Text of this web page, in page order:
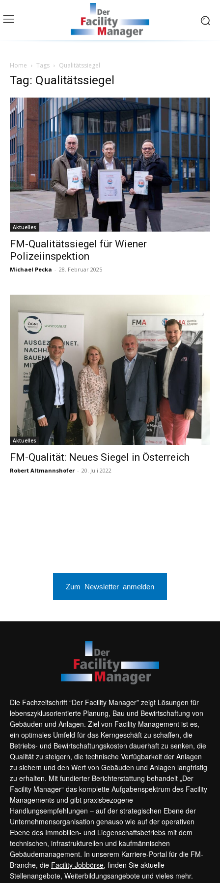
Home Tags Qualitätssiegel
Tag: Qualitätssiegel
Aktuelles
FM-Qualitätssiegel für Wiener
Polizeiinspektion
Michael Pecka - 28. Februar 2025
Aktuelles
FM-Qualität: Neues Siegel in Österreich
Robert Altmannshofer - 20. Juli 2022
Zum Newsletter anmelden
Die Fachzeitschrift “Der Facility Manager” zeigt Lösungen für
lebenszyklusorientierte Planung, Bau und Bewirtschaftung von
Gebäuden und Anlagen. Ziel von Facility Management ist es,
ein optimales Umfeld für das Kerngeschäft zu schaffen, die
Betriebs- und Bewirtschaftungskosten dauerhaft zu senken, die
Qualität zu steigern, die technische Verfügbarkeit der Anlagen
zu sichern und den Wert von Gebäuden und Anlagen langfristig
zu erhalten. Mit fundierter Berichterstattung behandelt „Der
Facility Manager“ das komplette Aufgabenspektrum des Facility
Managements und gibt praxisbezogene
Handlungsempfehlungen – auf der strategischen Ebene der
Unternehmensorganisation genauso wie auf der operativen
Ebene des Immobilien- und Liegenschaftsbetriebs mit dem
technischen, infrastrukturellen und kaufmännischen
Gebäudemanagement. In unserem Karriere-Portal für die FM-
Branche, die Facility Jobbörse, finden Sie aktuelle
Stellenangebote, Weiterbildungsangebote und vieles mehr.